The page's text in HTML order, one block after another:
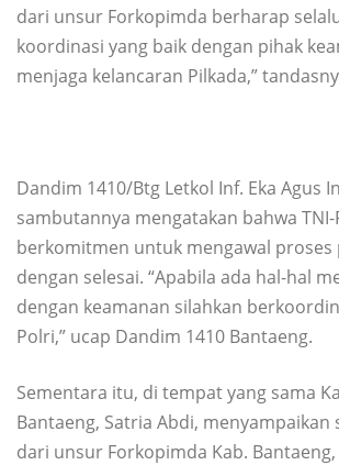
dari unsur Forkopimda berharap
koordinasi yang baik dengan pihak
menjaga kelancaran Pilkada,”
Dandim 1410/Btg Letkol Inf. Eka Agus
sambutannya mengatakan bahwa
berkomitmen untuk mengawal proses
dengan selesai. “Apabila ada hal-hal
dengan keamanan silahkan
Polri,” ucap Dandim 1410 Bantaeng.
Sementara itu, di tempat yang sama
Bantaeng, Satria Abdi, menyampaikan
dari unsur Forkopimda Kab.